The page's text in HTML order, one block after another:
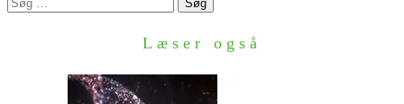
efter:
Læser også